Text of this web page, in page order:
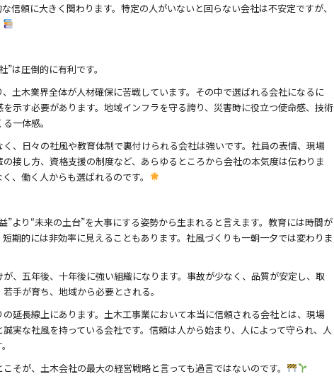
信頼に大きく関わります。特定の人がいないと回らない会社は不安定ですが、
は圧倒的に有利です。
土木業界全体が人材確保に苦戦しています。その中で選ばれる会社になるに
示す必要があります。地域インフラを守る誇り、災害時に役立つ使命感、技術
一体感。
、日々の社風や教育体制で裏付けられる会社は強いです。社員の表情、現場
接し方、資格支援の制度など、あらゆるところから会社の本気度は伝わりま
、働く人からも選ばれるのです。
”より“未来の土台”を大事にする姿勢から生まれると言えます。教育には時間が
期的には非効率に見えることもあります。社風づくりも一朝一夕では変わりま
、五年後、十年後に強い組織になります。事故が少なく、品質が安定し、取
手が育ち、地域から必要とされる。
延長線上にあります。土木工事業において本当に信頼される会社とは、現場
実な社風を持っている会社です。信頼は人から始まり、人によって守られ、人
そが、土木会社の最大の経営戦略と言っても過言ではないのです。